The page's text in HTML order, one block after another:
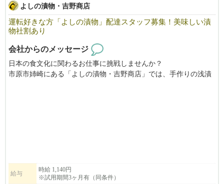
よしの漬物・吉野商店
運転好きな方「よしの漬物」配達スタッフ募集！美味しい漬
物社割あり
会社からのメッセージ
日本の食文化に関わるお仕事に挑戦しませんか？
市原市姉崎にある「よしの漬物・吉野商店」では、手作りの浅漬
給与
時給 1,140円
※試用期間3ヶ月有（同条件）